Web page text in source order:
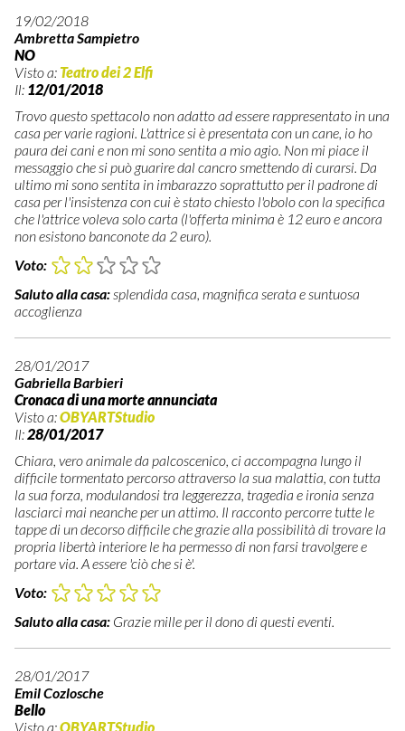
19/02/2018
Ambretta Sampietro
NO
Visto a:Teatro dei 2 Elfi
Il: 12/01/2018
Trovo questo spettacolo non adatto ad essere rappresentato in una
casa per varie ragioni. L'attrice si è presentata con un cane, io ho
paura dei cani e non mi sono sentita a mio agio. Non mi piace il
messaggio che si può guarire dal cancro smettendo di curarsi. Da
ultimo mi sono sentita in imbarazzo soprattutto per il padrone di
casa per l'insistenza con cui è stato chiesto l'obolo con la specifica
che l'attrice voleva solo carta (l'offerta minima è 12 euro e ancora
non esistono banconote da 2 euro).
Voto:
Saluto alla casa:splendida casa, magnifica serata e suntuosa
accoglienza
28/01/2017
Gabriella Barbieri
Cronaca di una morte annunciata
Visto a:OBYARTStudio
Il:28/01/2017
Chiara, vero animale da palcoscenico, ci accompagna lungo il
difficile tormentato percorso attraverso la sua malattia, con tutta
la sua forza, modulandosi tra leggerezza, tragedia e ironia senza
lasciarci mai neanche per un attimo. Il racconto percorre tutte le
tappe di un decorso difficile che grazie alla possibilità di trovare la
propria libertà interiore le ha permesso di non farsi travolgere e
portare via. A essere 'ciò che si è'.
Voto:
Saluto alla casa: Grazie mille per il dono di questi eventi.
28/01/2017
Emil Cozlosche
Bello
Visto a:OBYARTStudio